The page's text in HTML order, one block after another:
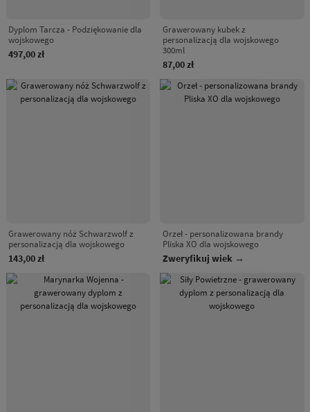
Dyplom Tarcza - Podziękowanie dla
wojskowego
497,00 zł
Grawerowany kubek z
personalizacją dla wojskowego
300ml
87,00 zł
Grawerowany nóż Schwarzwolf z
personalizacją dla wojskowego
143,00 zł
Orzeł - personalizowana brandy
Pliska XO dla wojskowego
Zweryfikuj wiek →